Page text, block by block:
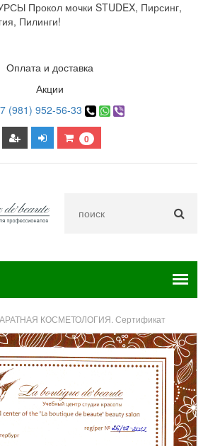
Прокол мочки STUDEX, Пирсинг,
Пилинги!
Оплата и доставка
Акции
(981) 952-56-33
0
КОСМЕТОЛОГИЯ. Сертификат